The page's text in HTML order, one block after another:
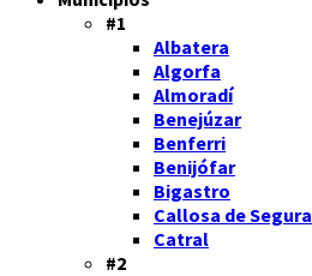
#1
Albatera
Algorfa
Almoradí
Benejúzar
Benferri
Benijófar
Bigastro
Callosa de Segura
Catral
#2